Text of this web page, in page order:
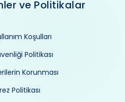
ve Politikalar
Koşulları
Politikası
Korunması
Politikası